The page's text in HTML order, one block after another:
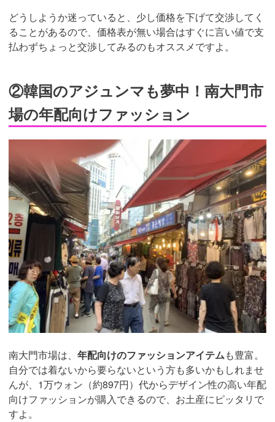
どうしようか迷っていると、少し価格を下げて交渉してく
ることがあるので、価格表が無い場合はすぐに言い値で支
払わずちょっと交渉してみるのもオススメですよ。
②韓国のアジュンマも夢中！南大門市
場の年配向けファッション
南大門市場は、 年配向けのファッションアイテムも豊富。
自分では着ないから要らないという方も多いかもしれませ
んが、1万ウォン（約897円）代からデザイン性の高い年配
向けファッションが購入できるので、お土産にピッタリで
すよ。